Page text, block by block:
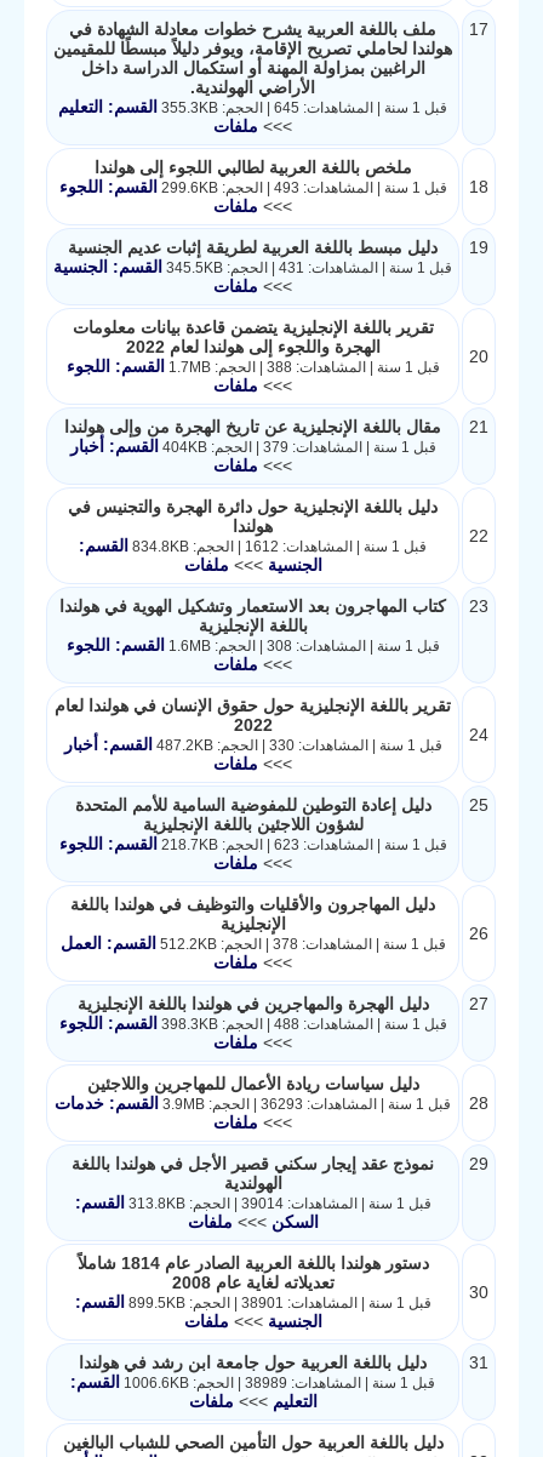
17
ملف باللغة العربية يشرح خطوات معادلة الشهادة في
هولندا لحاملي تصريح الإقامة، ويوفر دليلاً مبسطًا للمقيمين
الراغبين بمزاولة المهنة أو استكمال الدراسة داخل
الأراضي الهولندية.
قبل 1 سنة | المشاهدات: 645 | الحجم: 355.3KB
القسم: التعليم
>>> ملفات
18
ملخص باللغة العربية لطالبي اللجوء إلى هولندا
قبل 1 سنة | المشاهدات: 493 | الحجم: 299.6KB
القسم: اللجوء
>>> ملفات
19 دليل مبسط باللغة العربية لطريقة إثبات عديم الجنسية
قبل 1 سنة | المشاهدات: 431 | الحجم: 345.5KB
القسم: الجنسية
>>> ملفات
20
تقرير باللغة الإنجليزية يتضمن قاعدة بيانات معلومات
الهجرة واللجوء إلى هولندا لعام 2022
قبل 1 سنة | المشاهدات: 388 | الحجم: 1.7MB
القسم: اللجوء
>>> ملفات
21 مقال باللغة الإنجليزية عن تاريخ الهجرة من وإلى هولندا
قبل 1 سنة | المشاهدات: 379 | الحجم: 404KB
القسم: أخبار
>>> ملفات
22
دليل باللغة الإنجليزية حول دائرة الهجرة والتجنيس في
هولندا
قبل 1 سنة | المشاهدات: 1612 | الحجم: 834.8KB
القسم:
الجنسية>>> ملفات
23
كتاب المهاجرون بعد الاستعمار وتشكيل الهوية في هولندا
باللغة الإنجليزية
قبل 1 سنة | المشاهدات: 308 | الحجم: 1.6MB
القسم: اللجوء
>>> ملفات
24
تقرير باللغة الإنجليزية حول حقوق الإنسان في هولندا لعام
2022
قبل 1 سنة | المشاهدات: 330 | الحجم: 487.2KB
القسم: أخبار
>>> ملفات
25
دليل إعادة التوطين للمفوضية السامية للأمم المتحدة
لشؤون اللاجئين باللغة الإنجليزية
قبل 1 سنة | المشاهدات: 623 | الحجم: 218.7KB
القسم: اللجوء
>>> ملفات
26
دليل المهاجرون والأقليات والتوظيف في هولندا باللغة
الإنجليزية
قبل 1 سنة | المشاهدات: 378 | الحجم: 512.2KB
القسم: العمل
>>> ملفات
27 دليل الهجرة والمهاجرين في هولندا باللغة الإنجليزية
قبل 1 سنة | المشاهدات: 488 | الحجم: 398.3KB
القسم: اللجوء
>>> ملفات
28
دليل سياسات ريادة الأعمال للمهاجرين واللاجئين
قبل 1 سنة | المشاهدات: 36293 | الحجم: 3.9MB
القسم: خدمات
>>> ملفات
29
نموذج عقد إيجار سكني قصير الأجل في هولندا باللغة
الهولندية
قبل 1 سنة | المشاهدات: 39014 | الحجم: 313.8KB
القسم:
السكن>>> ملفات
30
دستور هولندا باللغة العربية الصادر عام 1814 شاملاً
تعديلاته لغاية عام 2008
قبل 1 سنة | المشاهدات: 38901 | الحجم: 899.5KB
القسم:
الجنسية>>> ملفات
31 دليل باللغة العربية حول جامعة ابن رشد في هولندا
قبل 1 سنة | المشاهدات: 38989 | الحجم: 1006.6KB
القسم:
التعليم>>> ملفات
دليل باللغة العربية حول التأمين الصحي للشباب البالغين